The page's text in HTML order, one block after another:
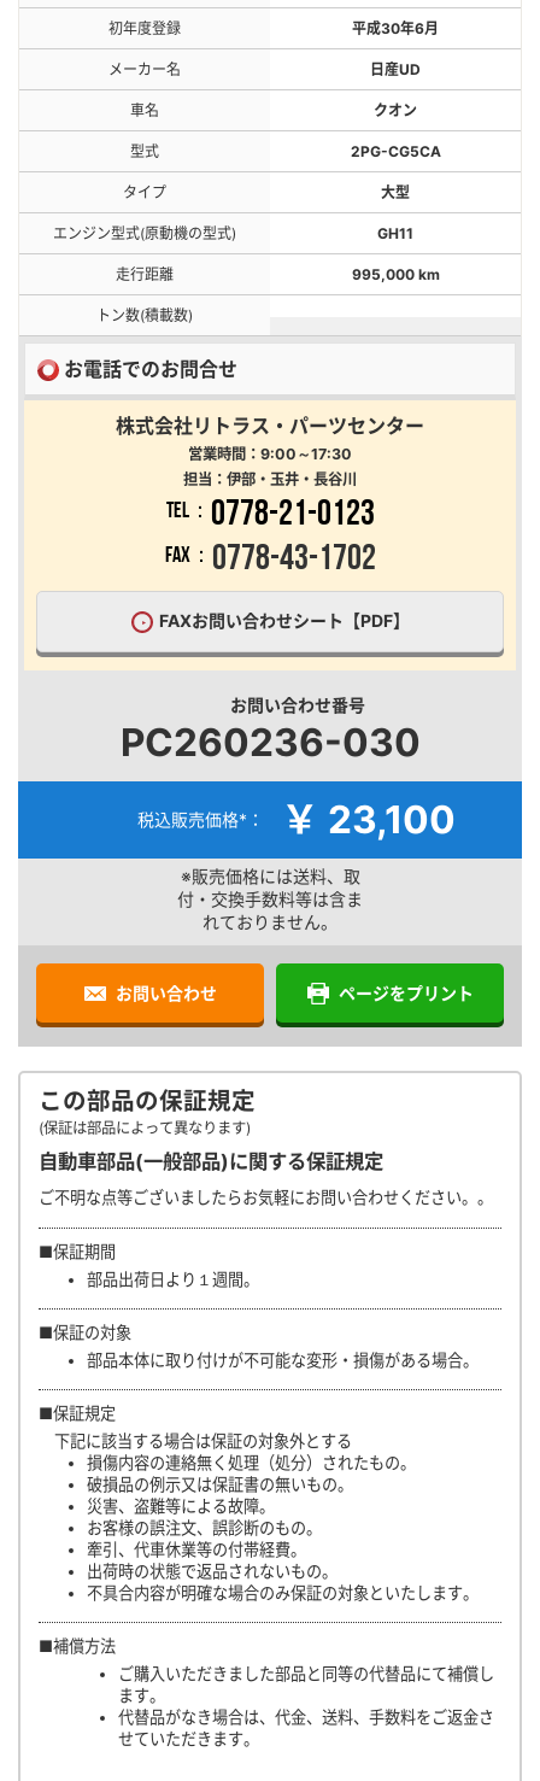
初年度登録 平成30年6月
メーカー名 日産UD
車名 クオン
型式 2PG-CG5CA
タイプ 大型
エンジン型式(原動機の型式) GH11
走行距離 995,000 km
トン数(積載数)
お電話でのお問合せ
株式会社リトラス・パーツセンター
営業時間：9:00～17:30
担当：伊部・玉井・長谷川
TEL： 0778-21-0123
FAX： 0778-43-1702
FAXお問い合わせシート【PDF】
お問い合わせ番号
PC260236-030
税込販売価格*： ￥ 23,100
※販売価格には送料、取
付・交換手数料等は含ま
れておりません。
お問い合わせ ページをプリント
この部品の保証規定
(保証は部品によって異なります)
自動車部品(一般部品)に関する保証規定
ご不明な点等ございましたらお気軽にお問い合わせください。。
■保証期間
部品出荷日より１週間。
■保証の対象
部品本体に取り付けが不可能な変形・損傷がある場合。
■保証規定
下記に該当する場合は保証の対象外とする
損傷内容の連絡無く処理（処分）されたもの。
破損品の例示又は保証書の無いもの。
災害、盗難等による故障。
お客様の誤注文、誤診断のもの。
牽引、代車休業等の付帯経費。
出荷時の状態で返品されないもの。
不具合内容が明確な場合のみ保証の対象といたします。
■補償方法
ご購入いただきました部品と同等の代替品にて補償し
ます。
代替品がなき場合は、代金、送料、手数料をご返金さ
せていただきます。